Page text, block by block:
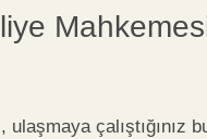
ulaşmaya